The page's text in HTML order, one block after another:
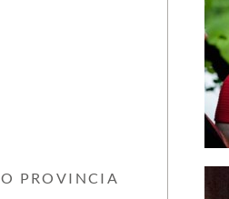
PROVINCIA